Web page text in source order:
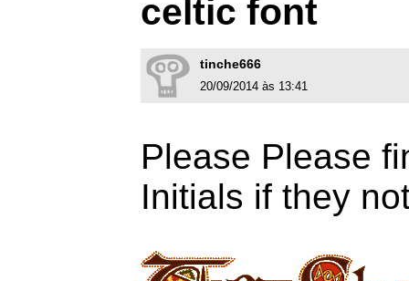
celtic font
tinche666
20/09/2014 às 13:41
Please Please
Initials if they